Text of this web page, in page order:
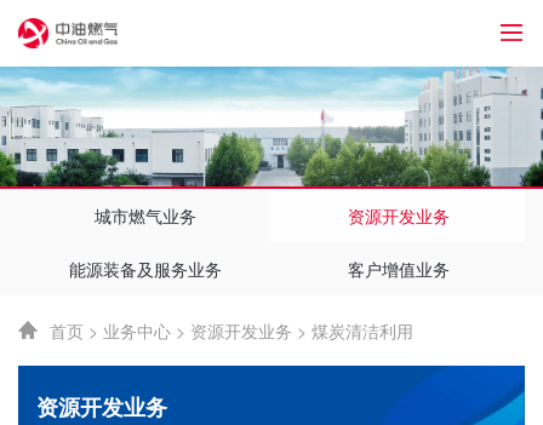
城市燃气业务 资源开发业务
能源装备及服务业务 客户增值业务
首页 > 业务中心 > 资源开发业务 > 煤炭清洁利用
资源开发业务